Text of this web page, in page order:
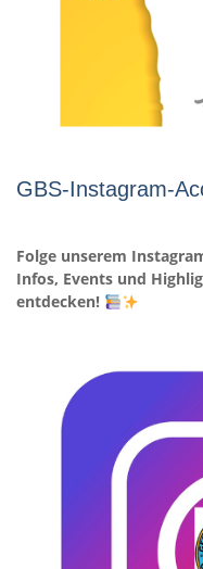
GBS-Instagram-
Folge unserem
Infos, Events und
entdecken!